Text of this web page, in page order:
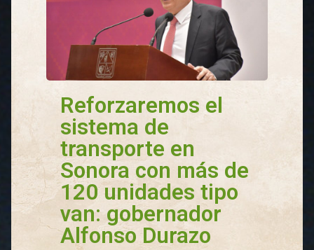
Reforzaremos el
sistema de
transporte en
Sonora con más de
120 unidades tipo
van: gobernador
Alfonso Durazo